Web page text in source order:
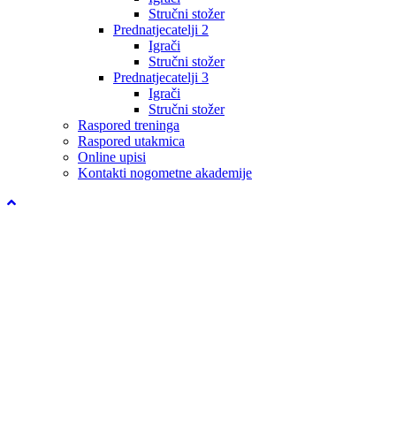
Stručni stožer
Prednatjecatelji 2
Igrači
Stručni stožer
Prednatjecatelji 3
Igrači
Stručni stožer
Raspored treninga
Raspored utakmica
Online upisi
Kontakti nogometne akademije